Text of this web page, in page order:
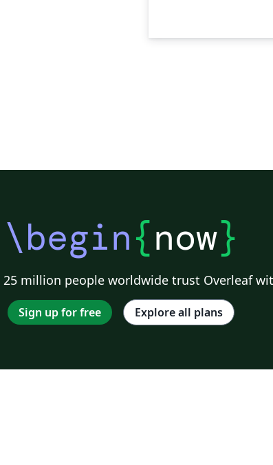
\begin{now}
25 million people worldwide trust Overleaf
Sign up for free Explore all plans